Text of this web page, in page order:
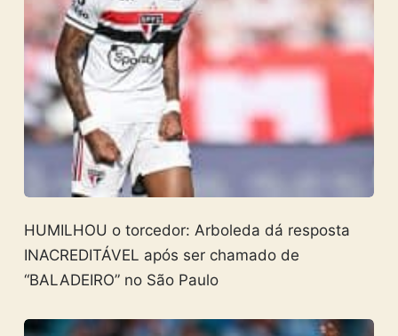
HUMILHOU o torcedor: Arboleda dá resposta
INACREDITÁVEL após ser chamado de
“BALADEIRO” no São Paulo